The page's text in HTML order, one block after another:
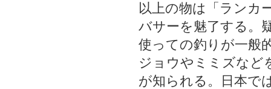
以上の物は「ランカ
バサーを魅了する。
使っての釣りが一般
ジョウやミミズなど
が知られる。日本で